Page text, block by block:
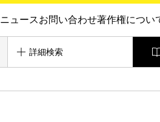
ニュースお問い合わせ著作権につい
詳細検索